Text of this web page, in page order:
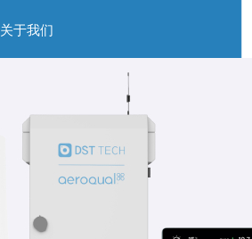
关于我们